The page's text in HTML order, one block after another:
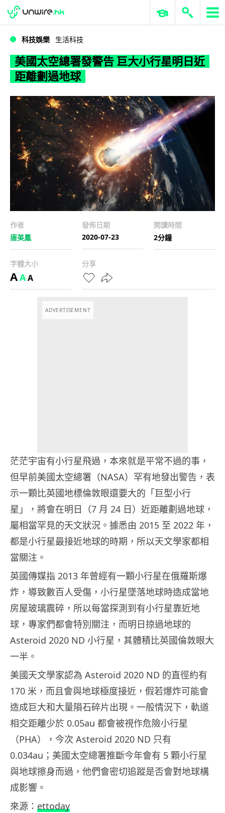
WWDC 2026 ERP 與商業 AI
科技娛樂 生活科技
美國太空總署發警告 巨大小行星明日近
距離劃過地球
作者
唐美鳳
發佈日期
2020-07-23
閱讀時間
2分鐘
字體大小
AAA
分享
ADVERTISEMENT
茫茫宇宙有小行星飛過，本來就是平常不過的事，
但早前美國太空總署（NASA）罕有地發出警告，表
示一顆比英國地標倫敦眼還要大的「巨型小行
星」，將會在明日（7 月 24 日）近距離劃過地球，
屬相當罕見的天文狀況。據悉由 2015 至 2022 年，
都是小行星最接近地球的時期，所以天文學家都相
當關注。
英國傳媒指 2013 年曾經有一顆小行星在俄羅斯爆
炸，導致數百人受傷，小行星墜落地球時造成當地
房屋玻璃震碎，所以每當探測到有小行星靠近地
球，專家們都會特別關注，而明日掠過地球的
Asteroid 2020 ND 小行星，其體積比英國倫敦眼大
一半。
美國天文學家認為 Asteroid 2020 ND 的直徑約有
170 米，而且會與地球極度接近，假若爆炸可能會
造成巨大和大量隕石碎片出現。一般情況下，軌道
相交距離少於 0.05au 都會被視作危險小行星
（PHA），今次 Asteroid 2020 ND 只有
0.034au；美國太空總署推斷今年會有 5 顆小行星
與地球擦身而過，他們會密切追蹤是否會對地球構
成影響。
來源： ettoday